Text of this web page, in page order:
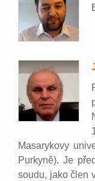
Masarykovy
Purkyně). Je
soudu, jako člen